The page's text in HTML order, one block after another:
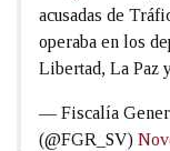
acusadas de
operaba en los
Libertad, La Paz
— Fiscalía
(@FGR_SV)